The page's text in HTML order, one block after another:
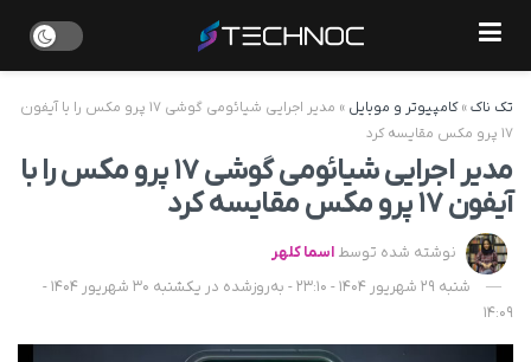
تک ناک»کامپیوتر و موبایل »
مدیر اجرایی شیائومی گوشی ۱۷ پرو مکس را با آیفون
۱۷ پرو مکس مقایسه کرد
مدیر اجرایی شیائومی گوشی ۱۷ پرو مکس را با
آیفون ۱۷ پرو مکس مقایسه کرد
نوشته شده توسط اسما کلهر
شنبه 29 شهریور 1404 - 23:10 - به‌روزشده در یکشنبه 30 شهریور 1404 -
14:09